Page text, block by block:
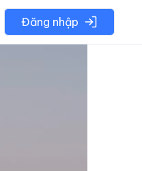
Đăng nhập